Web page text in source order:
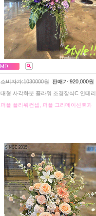
소비자가:1030000원 판매가:920,000원
대형 사각화분 플라워 조경장식C 인테리
퍼플 플라워컨셉, 퍼플 그라데이션효과